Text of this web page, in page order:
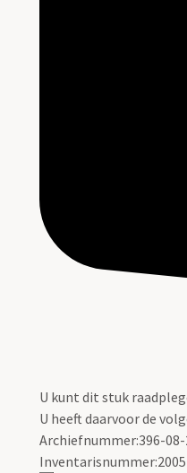
U kunt dit stuk
U heeft daarvoor de
Archiefnummer:396-08-